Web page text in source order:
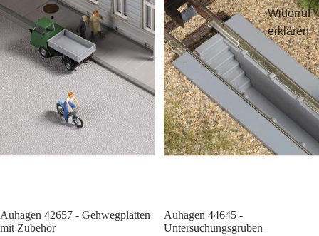
Widerruf
erklären
Auhagen 42657 - Gehwegplatten
mit Zubehör
Sale
Auhagen 44645 -
Untersuchungsgruben